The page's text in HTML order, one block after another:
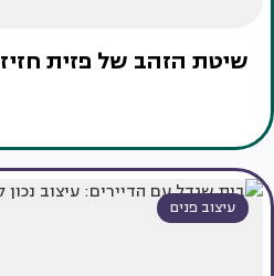
שיטת הזהב של פזית חזיז
עיצוב פנים